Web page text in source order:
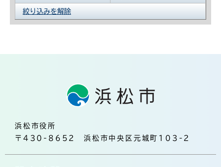
絞り込みを解除
浜松市役所
〒430-8652 浜松市中央区元城町103-2